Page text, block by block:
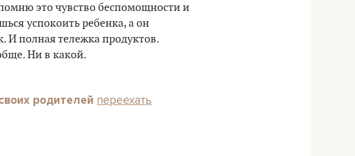
это чувство беспомощности и
успокоить ребенка, а он
И полная тележка продуктов.
Ни в какой.
родителей переехать